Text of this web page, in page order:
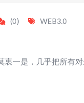
(0) WEB3.0
衷一是，几乎把所有